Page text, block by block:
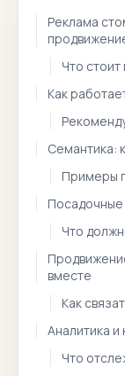
Реклама
Что стоит
Как
Семантика:
Примеры
Посадочные
Что
вместе
Как
Аналитика и
Что